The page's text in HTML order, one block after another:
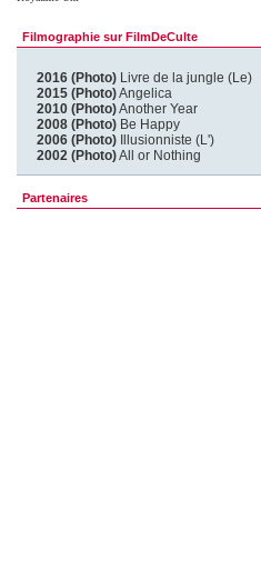
Filmographie sur FilmDeCulte
2016 (Photo) Livre de la jungle (Le)
2015 (Photo)Angelica
2010 (Photo)Another Year
2008 (Photo) Be Happy
2006 (Photo) Illusionniste (L')
2002 (Photo)All or Nothing
Partenaires